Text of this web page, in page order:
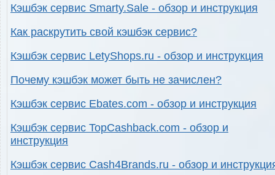
Кэшбэк сервис Smarty.Sale - обзор и инструкция
Как раскрутить свой кэшбэк сервис?
Кэшбэк сервис LetyShops.ru - обзор и инструкция
Почему кэшбэк может быть не зачислен?
Кэшбэк сервис Ebates.com - обзор и инструкция
Кэшбэк сервис TopCashback.com - обзор и
инструкция
Кэшбэк сервис Cash4Brands.ru - обзор и